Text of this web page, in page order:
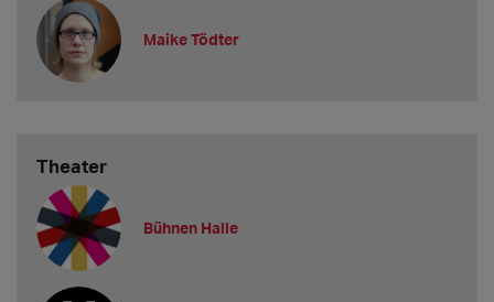
Maike Tödter
Theater
Bühnen Halle